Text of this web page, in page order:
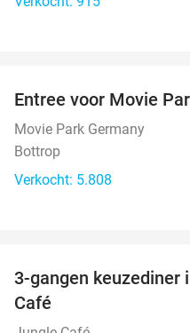
Entree voor Movie
Movie Park Germany
Bottrop
Verkocht: 5.808
3-gangen keuzediner
Café